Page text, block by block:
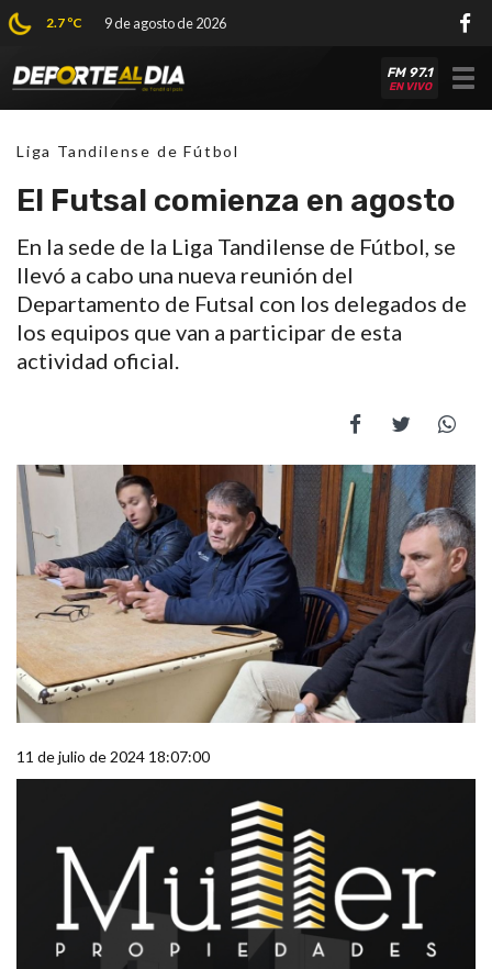
2.7 ºC 9 de agosto de 2026
FM 97.1
EN VIVO
Liga Tandilense de Fútbol
El Futsal comienza en agosto
En la sede de la Liga Tandilense de Fútbol, se
llevó a cabo una nueva reunión del
Departamento de Futsal con los delegados de
los equipos que van a participar de esta
actividad oficial.
11 de julio de 2024 18:07:00